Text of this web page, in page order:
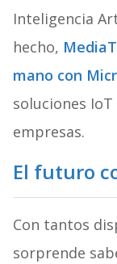
Inteligencia
hecho,
mano con
soluciones
empresas.
El futuro
Con tantos
sorprende